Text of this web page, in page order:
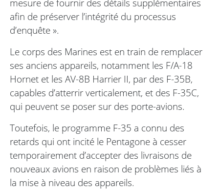
mesure de fournir des détails supplémentaires
afin de préserver l’intégrité du processus
d’enquête ».
Le corps des Marines est en train de remplacer
ses anciens appareils, notamment les F/A-18
Hornet et les AV-8B Harrier II, par des F-35B,
capables d’atterrir verticalement, et des F-35C,
qui peuvent se poser sur des porte-avions.
Toutefois, le programme F-35 a connu des
retards qui ont incité le Pentagone à cesser
temporairement d’accepter des livraisons de
nouveaux avions en raison de problèmes liés à
la mise à niveau des appareils.